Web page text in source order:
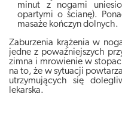
minut z nogami
opartymi o ścianę).
masaże kończyn dolnych.
Zaburzenia krążenia w
jedne z poważniejszych
zimna i mrowienie w
na to, że w sytuacji
utrzymujących się
lekarska.